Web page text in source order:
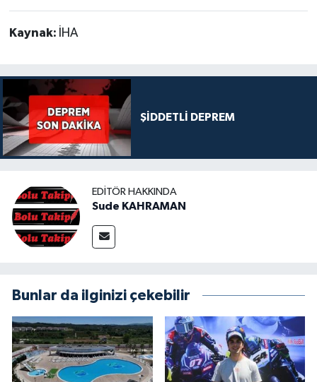
Kaynak: İHA
ŞİDDETLİ DEPREM
EDITÖR HAKKINDA
Sude KAHRAMAN
Bunlar da ilginizi çekebilir